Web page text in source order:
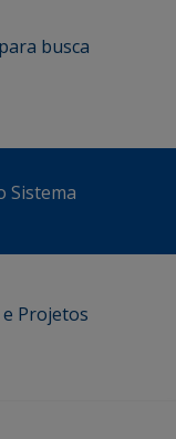
busca
Sistema
Projetos